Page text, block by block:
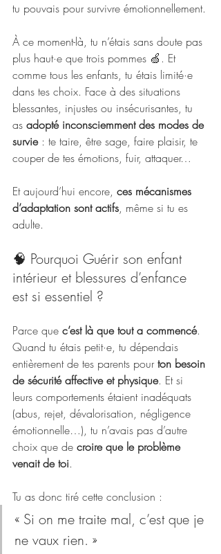
tu pouvais pour survivre émotionnellement.
À ce moment-là, tu n’étais sans doute pas
plus haut·e que trois pommes 🍏. Et
comme tous les enfants, tu étais limité·e
dans tes choix. Face à des situations
blessantes, injustes ou insécurisantes, tu
as adopté inconsciemment des modes de
survie : te taire, être sage, faire plaisir, te
couper de tes émotions, fuir, attaquer…
Et aujourd’hui encore, ces mécanismes
d’adaptation sont actifs, même si tu es
adulte.
🧠 Pourquoi Guérir son enfant
intérieur et blessures d’enfance
est si essentiel ?
Parce que c’est là que tout a commencé.
Quand tu étais petit·e, tu dépendais
entièrement de tes parents pour ton besoin
de sécurité affective et physique. Et si
leurs comportements étaient inadéquats
(abus, rejet, dévalorisation, négligence
émotionnelle…), tu n’avais pas d’autre
choix que de croire que le problème
venait de toi.
Tu as donc tiré cette conclusion :
« Si on me traite mal, c’est que je
ne vaux rien. »